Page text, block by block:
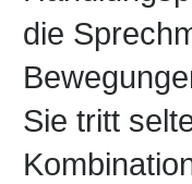
die
Sie tritt